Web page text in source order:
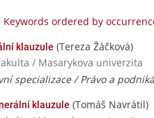
Keywords ordered by
klauzule (Tereza Žáčková)
/ Masarykova univerzita
specializace / Právo a
klauzule (Tomáš Navrátil)